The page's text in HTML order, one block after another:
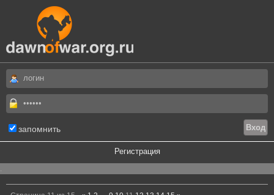
запомнить
Регистрация
.